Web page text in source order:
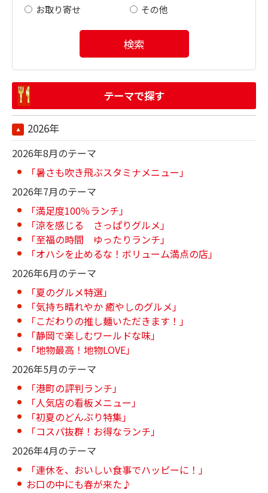
お取り寄せ
その他
検索
テーマで探す
2026年
2026年8月のテーマ
「暑さも吹き飛ぶスタミナメニュー」
2026年7月のテーマ
「満足度100％ランチ」
「涼を感じる さっぱりグルメ」
「至福の時間 ゆったりランチ」
「オハシを止めるな！ボリューム満点の店」
2026年6月のテーマ
「夏のグルメ特選」
「気持ち晴れやか 癒やしのグルメ」
「こだわりの推し麺いただきます！」
「静岡で楽しむワールドな味」
「地物最高！地物LOVE」
2026年5月のテーマ
「港町の評判ランチ」
「人気店の看板メニュー」
「初夏のどんぶり特集」
「コスパ抜群！お得なランチ」
2026年4月のテーマ
「連休を、おいしい食事でハッピーに！」
お口の中にも春が来た♪